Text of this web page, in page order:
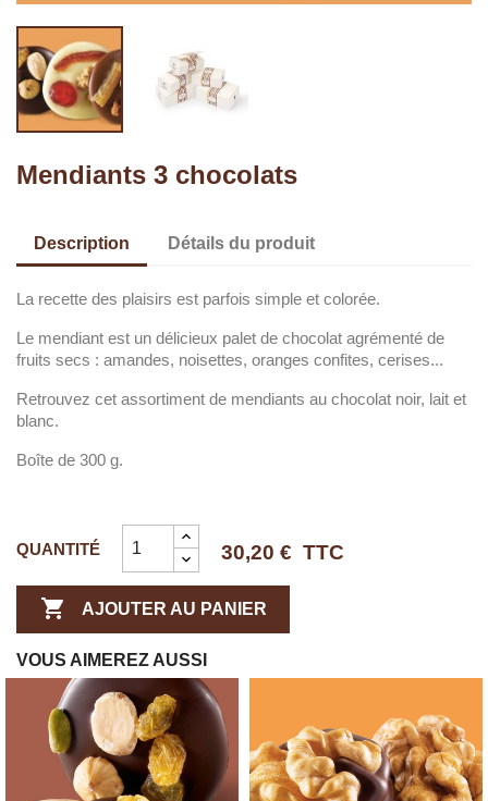
Mendiants 3 chocolats
Description Détails du produit
La recette des plaisirs est parfois simple et colorée.
Le mendiant est un délicieux palet de chocolat agrémenté de
fruits secs : amandes, noisettes, oranges confites, cerises...
Retrouvez cet assortiment de mendiants au chocolat noir, lait et
blanc.
Boîte de 300 g.
QUANTITÉ 30,20 € TTC
 AJOUTER AU PANIER
VOUS AIMEREZ AUSSI